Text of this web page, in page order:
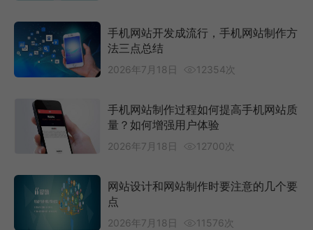
手机网站开发成流行，手机网站制作方
法三点总结
2026年7月18日 12354次
手机网站制作过程如何提高手机网站质
量？如何增强用户体验
2026年7月18日 12700次
网站设计和网站制作时要注意的几个要
点
2026年7月18日 11576次